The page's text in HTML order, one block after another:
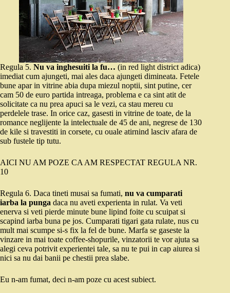
Regula 5. Nu va inghesuiti la fu… (in red light district adica)
imediat cum ajungeti, mai ales daca ajungeti dimineata. Fetele
bune apar in vitrine abia dupa miezul noptii, sint putine, cer
cam 50 de euro partida intreaga, problema e ca sint atit de
solicitate ca nu prea apuci sa le vezi, ca stau mereu cu
perdelele trase. In orice caz, gasesti in vitrine de toate, de la
romance neglijente la intelectuale de 45 de ani, negrese de 130
de kile si travestiti in corsete, cu ouale atirnind lasciv afara de
sub fustele tip tutu.
AICI NU AM POZE CA AM RESPECTAT REGULA NR.
10
Regula 6. Daca tineti musai sa fumati, nu va cumparati
iarba la punga daca nu aveti experienta in rulat. Va veti
enerva si veti pierde minute bune lipind foite cu scuipat si
scapind iarba buna pe jos. Cumparati tigari gata rulate, nus cu
mult mai scumpe si-s fix la fel de bune. Marfa se gaseste la
vinzare in mai toate coffee-shopurile, vinzatorii te vor ajuta sa
alegi ceva potrivit experientei tale, sa nu te pui in cap aiurea si
nici sa nu dai banii pe chestii prea slabe.
Eu n-am fumat, deci n-am poze cu acest subiect.